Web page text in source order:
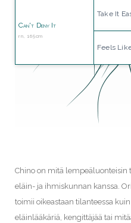
Can't Deny It
rn, 165cm
Take It
Feels
Chino on mitä lempeäluonteisin
eläin- ja ihmiskunnan kanssa.
toimii oikeastaan tilanteessa
eläinlääkäriä, kengittäjää tai